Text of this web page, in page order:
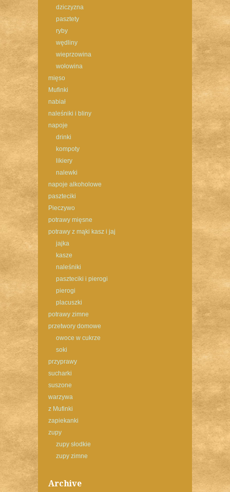
dziczyzna
pasztety
ryby
wędliny
wieprzowina
wołowina
mięso
Mufinki
nabiał
naleśniki i bliny
napoje
drinki
kompoty
likiery
nalewki
napoje alkoholowe
paszteciki
Pieczywo
potrawy mięsne
potrawy z mąki kasz i jaj
jajka
kasze
naleśniki
paszteciki i pierogi
pierogi
placuszki
potrawy zimne
przetwory domowe
owoce w cukrze
soki
przyprawy
sucharki
suszone
warzywa
z Mufinki
zapiekanki
zupy
zupy słodkie
zupy zimne
Archive